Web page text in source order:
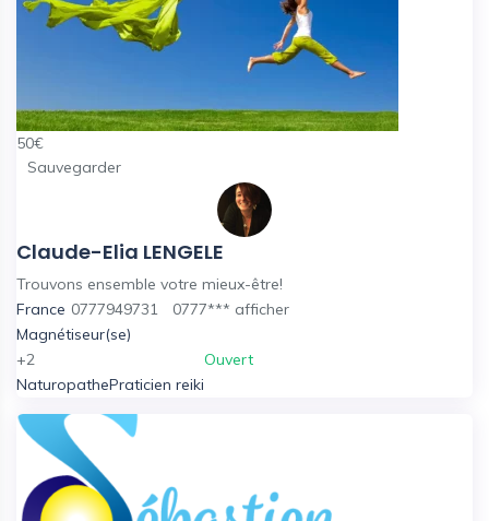
50€
Sauvegarder
Claude-Elia LENGELE
Trouvons ensemble votre mieux-être!
France 0777949731 0777*** afficher
Magnétiseur(se)
+2
NaturopathePraticien reiki
Ouvert